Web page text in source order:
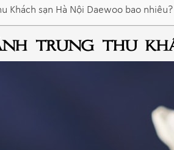
Khách sạn Hà Nội Daewoo bao nhiêu?
trung thu